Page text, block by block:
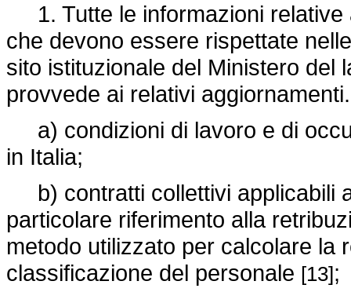
1. Tutte le informazioni relative
che devono essere rispettate
sito istituzionale del Ministero del
provvede ai relativi
a) condizioni di lavoro e di
in Italia;
b) contratti collettivi applicabili
particolare riferimento alla
metodo utilizzato per calcolare la
classificazione del personale [13];